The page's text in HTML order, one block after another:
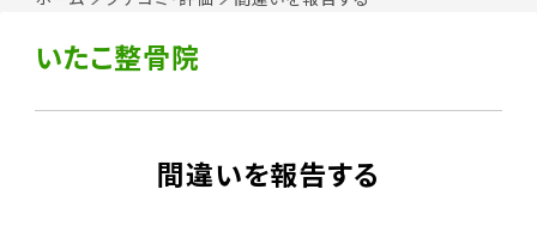
いたこ整骨院
間違いを報告する